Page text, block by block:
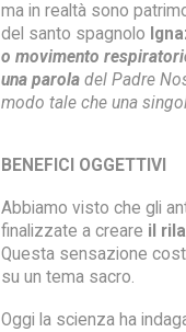
ma in realtà sono
del santo spagnolo
o movimento
una parola del Padre
modo tale che una
BENEFICI OGGETTIVI
Abbiamo visto che gli
finalizzate a creare il
Questa sensazione
su un tema sacro.
Oggi la scienza ha